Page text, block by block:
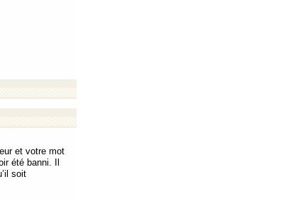
et votre mot
été banni. Il
soit